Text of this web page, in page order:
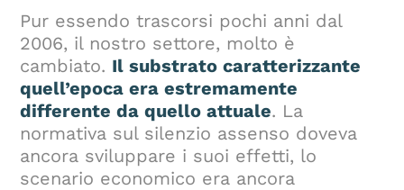
Pur essendo trascorsi pochi anni dal
2006, il nostro settore, molto è
cambiato. Il substrato caratterizzante
quell’epoca era estremamente
differente da quello attuale. La
normativa sul silenzio assenso doveva
ancora sviluppare i suoi effetti, lo
scenario economico era ancora